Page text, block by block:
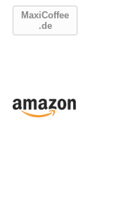
MaxiCoffee
.de